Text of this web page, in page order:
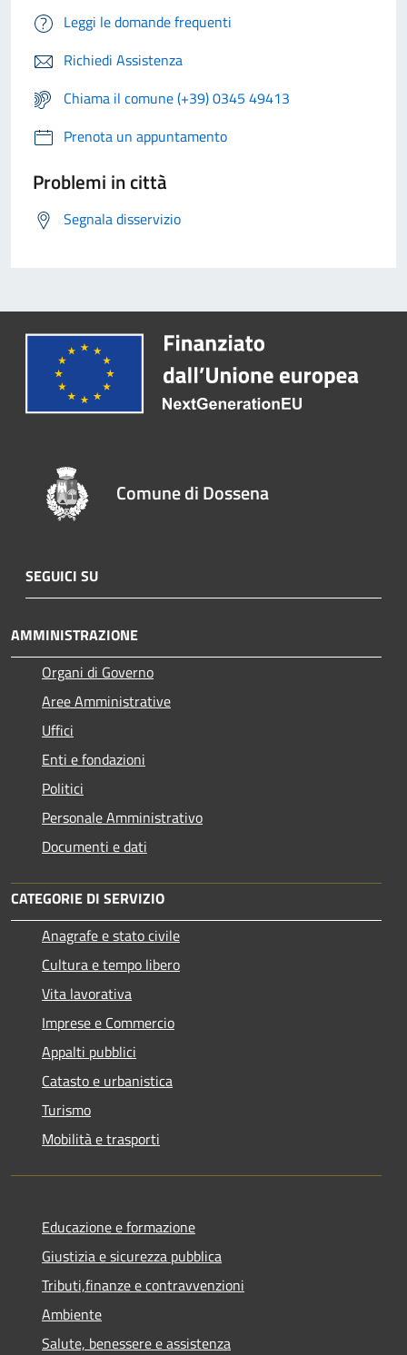
Leggi le domande frequenti
Richiedi Assistenza
Chiama il comune (+39) 0345 49413
Prenota un appuntamento
Problemi in città
Segnala disservizio
Comune di Dossena
SEGUICI SU
AMMINISTRAZIONE
Organi di Governo
Aree Amministrative
Uffici
Enti e fondazioni
Politici
Personale Amministrativo
Documenti e dati
CATEGORIE DI SERVIZIO
Anagrafe e stato civile
Cultura e tempo libero
Vita lavorativa
Imprese e Commercio
Appalti pubblici
Catasto e urbanistica
Turismo
Mobilità e trasporti
Educazione e formazione
Giustizia e sicurezza pubblica
Tributi,finanze e contravvenzioni
Ambiente
Salute, benessere e assistenza